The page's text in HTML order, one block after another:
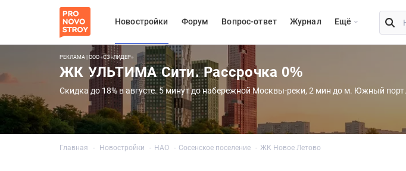
Новостройки Форум Вопрос-ответ Журнал Eщё
РЕКЛАМА | ООО «СЗ «ЛИДЕР»
ЖК УЛЬТИМА Сити. Рассрочка 0%
Скидка до 18% в августе. 5 минут до набережной Москвы-реки, 2 мин до м. Южный порт.
Главная Новостройки НАО Сосенское поселение ЖК Новое Летово